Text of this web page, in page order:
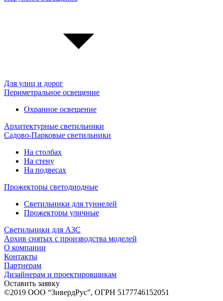
Для улиц и дорог
Периметральное освещение
Охранное освещение
Архитектурные светильники
Садово-Парковые светильники
На столбах
На стену
На подвесах
Прожекторы светодиодные
Светильники для туннелей
Прожекторы уличные
Светильники для АЗС
Архив снятых с производства моделей
О компании
Контакты
Партнерам
Дизайнерам и проектировщикам
Оставить заявку
©2019 ООО “ЗивердРус”, ОГРН 5177746152051